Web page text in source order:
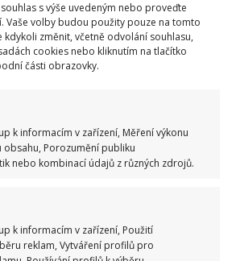
s výše uvedeným nebo proveďte
volby budou použity pouze na tomto
kdykoli změnit, včetně odvolání souhlasu,
cookies nebo kliknutím na tlačítko
části obrazovky.
k informacím v zařízení, Měření výkonu
obsahu, Porozumění publiku
nebo kombinací údajů z různých zdrojů.
k informacím v zařízení, Použití
reklam, Vytváření profilů pro